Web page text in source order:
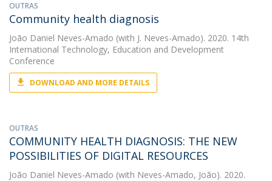
OUTRAS
Community health diagnosis
João Daniel Neves-Amado (with J. Neves-Amado). 2020. 14th
International Technology, Education and Development
Conference
DOWNLOAD AND MORE DETAILS
OUTRAS
COMMUNITY HEALTH DIAGNOSIS: THE NEW
POSSIBILITIES OF DIGITAL RESOURCES
João Daniel Neves-Amado (with Neves-Amado, João). 2020.